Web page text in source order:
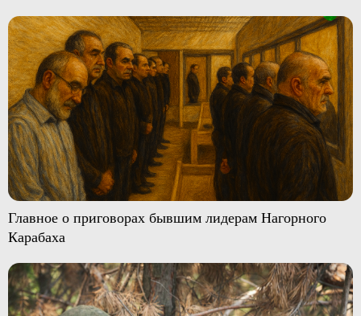
Главное о приговорах бывшим лидерам Нагорного
Карабаха